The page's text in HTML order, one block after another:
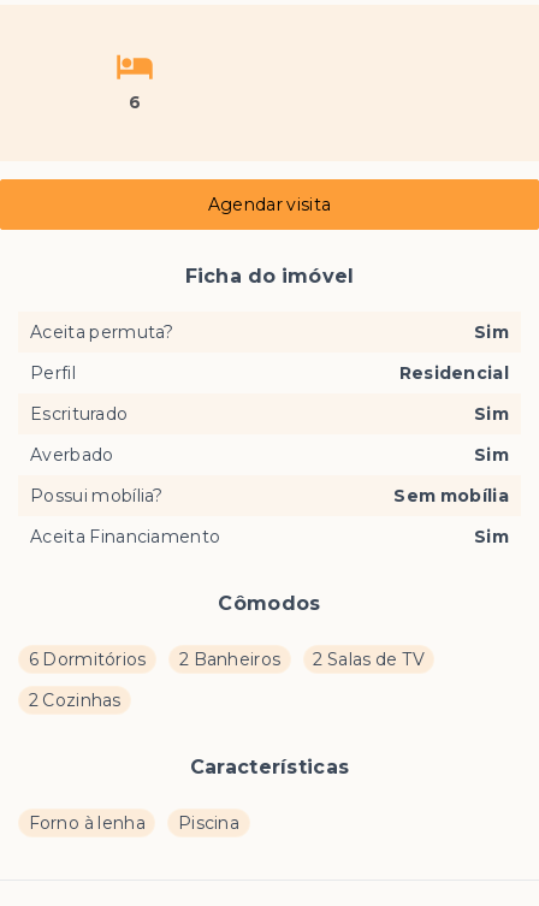
6
Cômodos
6 Dormitórios 2 Banheiros
2 Salas de TV
2 Cozinhas
Características
Forno à lenha Piscina
Agendar visita
Ficha do imóvel
Aceita permuta?
Sim
Perfil
Residencial
Escriturado
Sim
Averbado
Sim
Possui mobília?
Sem mobília
Aceita Financiamento
Sim